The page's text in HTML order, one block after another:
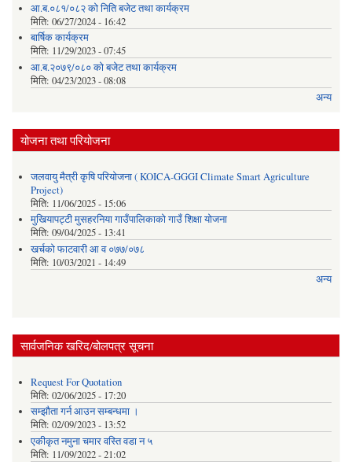
आ.ब.०८१/०८२ को निति बजेट तथा कार्यक्रम
मिति: 06/27/2024 - 16:42
बार्षिक कार्यक्रम
मिति: 11/29/2023 - 07:45
आ.ब.२०७९/०८० को बजेट तथा कार्यक्रम
मिति: 04/23/2023 - 08:08
अन्य
योजना तथा परियोजना
जलवायु मैत्री कृषि परियोजना ( KOICA-GGGI Climate Smart Agriculture
Project)
मिति: 11/06/2025 - 15:06
मुखियापट्टी मुसहरनिया गाउँपालिकाको गाउँ शिक्षा योजना
मिति: 09/04/2025 - 13:41
खर्चकाे फाटवारी आ व ०७७/०७८
मिति: 10/03/2021 - 14:49
अन्य
सार्वजनिक खरिद/बोलपत्र सूचना
Request For Quotation
मिति: 02/06/2025 - 17:20
सम्झौता गर्न आउन सम्बन्धमा ।
मिति: 02/09/2023 - 13:52
एकीकृत नमुना चमार वस्ति वडा न ५
मिति: 11/09/2022 - 21:02